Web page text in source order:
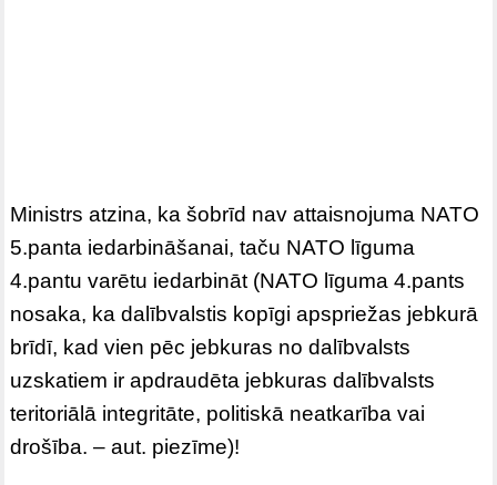
Ministrs atzina, ka šobrīd nav attaisnojuma NATO
5.panta iedarbināšanai, taču NATO līguma
4.pantu varētu iedarbināt (NATO līguma 4.pants
nosaka, ka dalībvalstis kopīgi apspriežas jebkurā
brīdī, kad vien pēc jebkuras no dalībvalsts
uzskatiem ir apdraudēta jebkuras dalībvalsts
teritoriālā integritāte, politiskā neatkarība vai
drošība. – aut. piezīme)!